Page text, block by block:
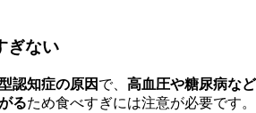
ぎない
認知症の原因 で、 高血圧や糖尿病など
るため食べすぎには注意が必要です。